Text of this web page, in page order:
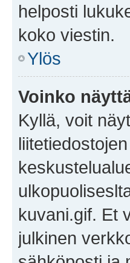
helposti
koko viestin.
Ylös
Voinko
Kyllä, voit
kuvani.gif. Et
julkinen